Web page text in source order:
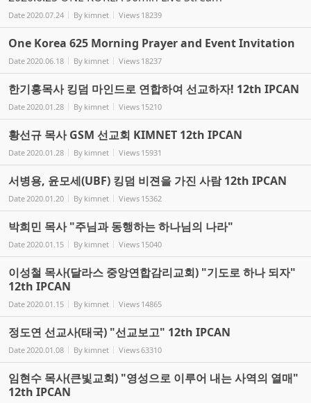
Date 2020.07.24 By kimnet Views 18239
One Korea 625 Morning Prayer and Event Invitation
Date 2020.06.18 By kimnet Views 18237
한기홍목사 킹덤 마인드로 연합하여 선교하자! 12th IPCAN
Date 2020.01.28 By kimnet Views 15210
황선규 목사 GSM 선교회 KIMNET 12th IPCAN
Date 2020.01.28 By kimnet Views 15931
서병용, 윤모세(UBF) 킹덤 비젼을 가진 사람 12th IPCAN
Date 2020.01.20 By kimnet Views 15362
박희민 목사 "주님과 동행하는 하나님의 나라"
Date 2020.01.15 By kimnet Views 15040
이성철 목사(달라스 중앙연합감리교회) "기도로 하나 되자"
12th IPCAN
Date 2020.01.15 By kimnet Views 14865
정도연 선교사(태국) "선교보고" 12th IPCAN
Date 2020.01.08 By kimnet Views63310
임현수 목사(큰빛교회) "영성으로 이루어 내는 사역의 열매"
12th IPCAN